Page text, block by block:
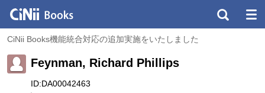
CiNii Books機能統合対応の追加実施をいたしました
Feynman, Richard Phillips
ID:DA00042463